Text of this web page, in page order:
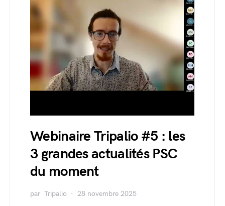
Webinaire Tripalio #5 : les
3 grandes actualités PSC
du moment
par Tripalio 28 novembre 2025